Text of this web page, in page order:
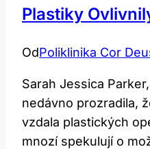
Plastiky
OdPoliklinika Cor
Sarah Jessica
nedávno prozradila,
vzdala plastických
mnozí spekulují o